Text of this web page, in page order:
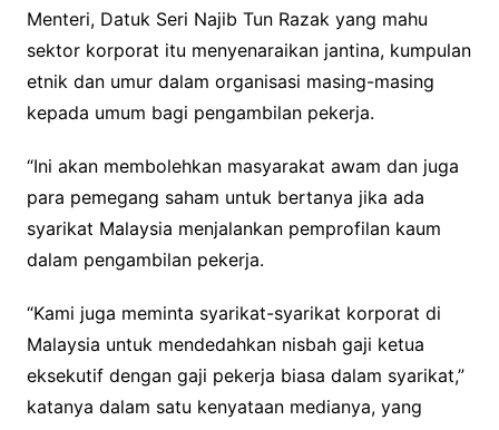
Menteri, Datuk Seri Najib Tun Razak yang mahu
sektor korporat itu menyenaraikan jantina, kumpulan
etnik dan umur dalam organisasi masing-masing
kepada umum bagi pengambilan pekerja.
“Ini akan membolehkan masyarakat awam dan juga
para pemegang saham untuk bertanya jika ada
syarikat Malaysia menjalankan pemprofilan kaum
dalam pengambilan pekerja.
“Kami juga meminta syarikat-syarikat korporat di
Malaysia untuk mendedahkan nisbah gaji ketua
eksekutif dengan gaji pekerja biasa dalam syarikat,”
katanya dalam satu kenyataan medianya, yang